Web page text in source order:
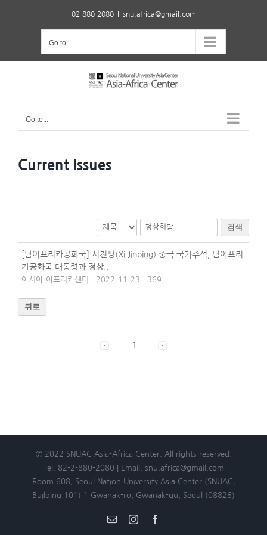
02-880-2080 snu.africa@gmail.com
Go to...
Go to...
Current Issues
검색
[남아프리카공화국] 시진핑(Xi Jinping) 중국 국가주석, 남아프리
카공화국 대통령과 정상..
아시아-아프리카센터 2022-11-23 369
뒤로
1
© 2022 SNUAC Asia-Africa Center. All rights reserved.
Tel. 82-2-880-2080 | Email. snu.africa@gmail.com
Room 608, Seoul Nation University Asia Center (SNUAC,
Building 101) 1 Gwanak-ro, Gwanak-gu, Seoul (08826)
EmailInstagram